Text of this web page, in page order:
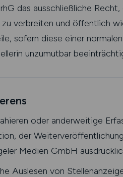
das ausschließliche
verbreiten und öffentlich
sofern diese einer
unzumutbar
oder anderweitige
der
Medien GmbH
Auslesen von